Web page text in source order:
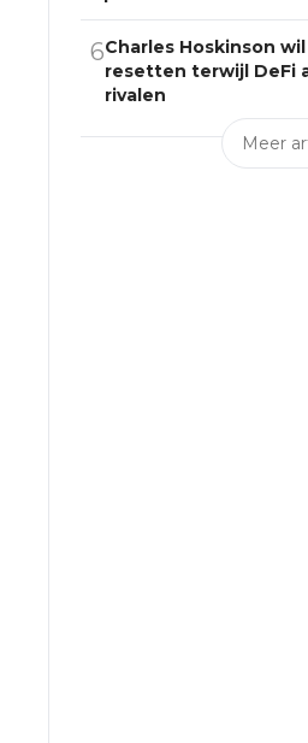
6Charles Hoskinson
resetten terwijl DeFi
rivalen
Meer